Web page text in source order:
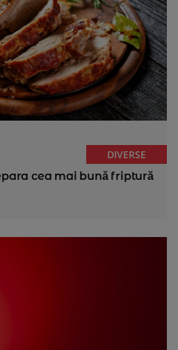
DIVERSE
cea mai bună friptură